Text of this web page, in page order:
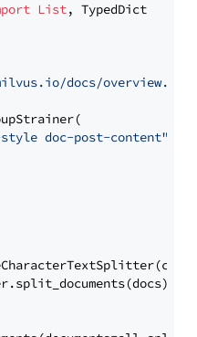
List, TypedDict
docs/overview.md"
doc-post-content"